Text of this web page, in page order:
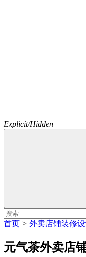
Explicit/Hidden
首页 > 外卖店铺装修
元气茶外卖店